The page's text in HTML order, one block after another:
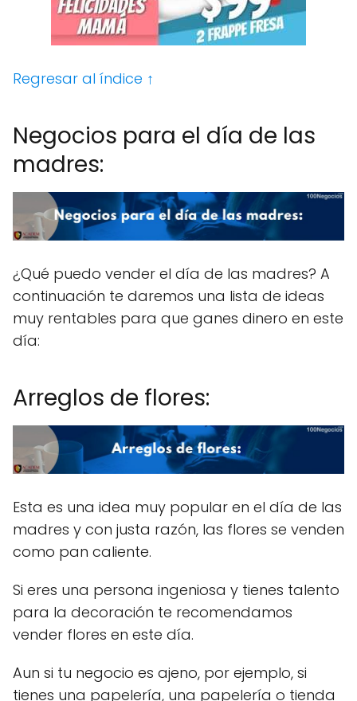
Regresar al índice ↑
Negocios para el día de las
madres:
¿Qué puedo vender el día de las madres? A
continuación te daremos una lista de ideas
muy rentables para que ganes dinero en este
día:
Arreglos de flores:
Esta es una idea muy popular en el día de las
madres y con justa razón, las flores se venden
como pan caliente.
Si eres una persona ingeniosa y tienes talento
para la decoración te recomendamos
vender flores en este día.
Aun si tu negocio es ajeno, por ejemplo, si
tienes una papelería, una papelería o tienda